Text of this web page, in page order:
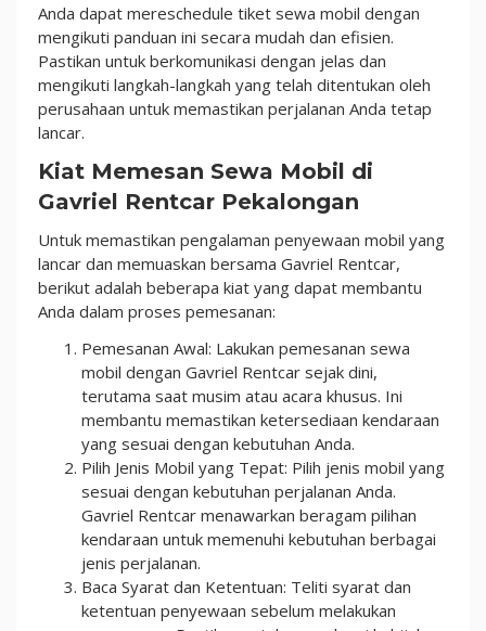
Anda dapat mereschedule tiket sewa mobil dengan
mengikuti panduan ini secara mudah dan efisien.
Pastikan untuk berkomunikasi dengan jelas dan
mengikuti langkah-langkah yang telah ditentukan oleh
perusahaan untuk memastikan perjalanan Anda tetap
lancar.
Kiat Memesan Sewa Mobil di
Gavriel Rentcar Pekalongan
Untuk memastikan pengalaman penyewaan mobil yang
lancar dan memuaskan bersama Gavriel Rentcar,
berikut adalah beberapa kiat yang dapat membantu
Anda dalam proses pemesanan:
Pemesanan Awal: Lakukan pemesanan sewa
mobil dengan Gavriel Rentcar sejak dini,
terutama saat musim atau acara khusus. Ini
membantu memastikan ketersediaan kendaraan
yang sesuai dengan kebutuhan Anda.
Pilih Jenis Mobil yang Tepat: Pilih jenis mobil yang
sesuai dengan kebutuhan perjalanan Anda.
Gavriel Rentcar menawarkan beragam pilihan
kendaraan untuk memenuhi kebutuhan berbagai
jenis perjalanan.
Baca Syarat dan Ketentuan: Teliti syarat dan
ketentuan penyewaan sebelum melakukan